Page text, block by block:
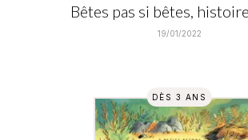
Bêtes pas si bêtes,
19/01/2022
DÈS 3 ANS